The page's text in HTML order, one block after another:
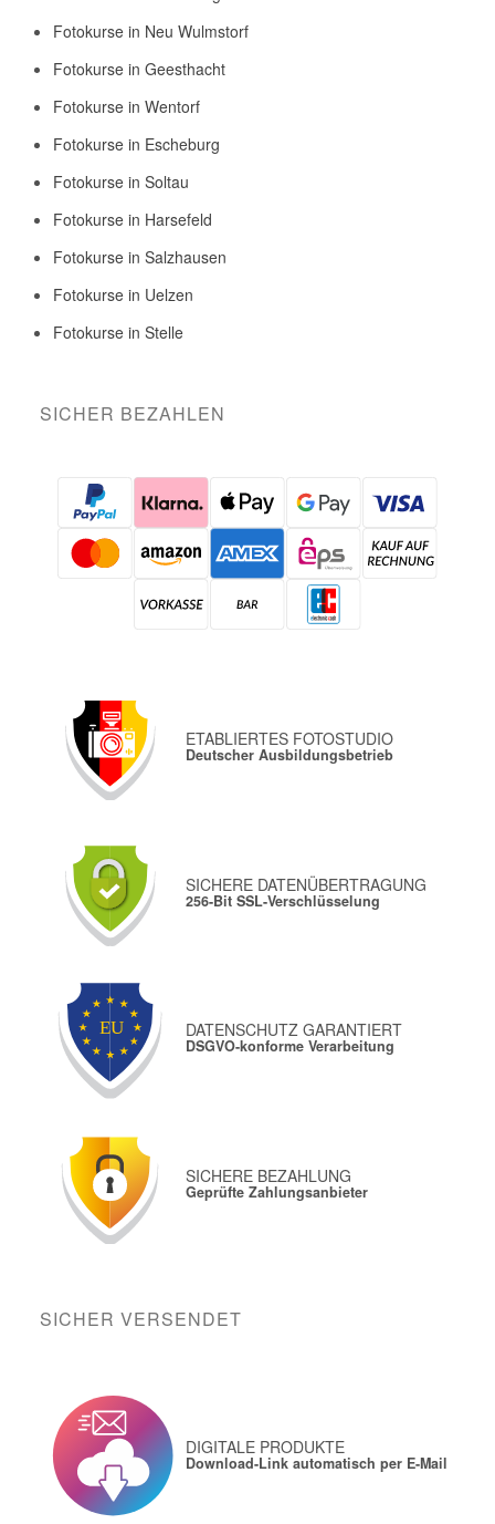
Fotokurse in Neu Wulmstorf
Fotokurse in Geesthacht
Fotokurse in Wentorf
Fotokurse in Escheburg
Fotokurse in Soltau
Fotokurse in Harsefeld
Fotokurse in Salzhausen
Fotokurse in Uelzen
Fotokurse in Stelle
SICHER BEZAHLEN
ETABLIERTES FOTOSTUDIO
Deutscher Ausbildungsbetrieb
SICHERE DATENÜBERTRAGUNG
256-Bit SSL-Verschlüsselung
DATENSCHUTZ GARANTIERT
DSGVO-konforme Verarbeitung
SICHERE BEZAHLUNG
Geprüfte Zahlungsanbieter
SICHER VERSENDET
DIGITALE PRODUKTE
Download-Link automatisch per E-Mail